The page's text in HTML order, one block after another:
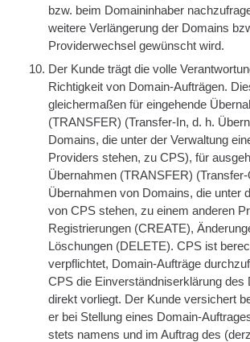
bzw. beim Domaininhaber
weitere Verlängerung der Domains
Providerwechsel gewünscht wird.
Der Kunde trägt die volle
Richtigkeit von Domain-Aufträgen.
gleichermaßen für eingehende
(TRANSFER) (Transfer-In, d. h.
Domains, die unter der Verwaltung
Providers stehen, zu CPS), für
Übernahmen (TRANSFER) (Transfer-
Übernahmen von Domains, die unter
von CPS stehen, zu einem anderen
Registrierungen (CREATE),
Löschungen (DELETE). CPS ist
verpflichtet, Domain-Aufträge
CPS die Einverständniserklärung des
direkt vorliegt. Der Kunde versichert
er bei Stellung eines Domain-
stets namens und im Auftrag des